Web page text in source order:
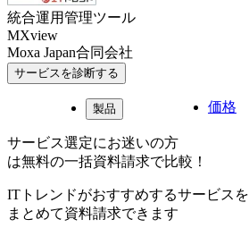
統合運用管理ツール
MXview
Moxa Japan合同会社
サービスを診断する
製品 価格
サービス選定にお迷いの方
は無料の一括資料請求で比較！
ITトレンドがおすすめするサービスを
まとめて資料請求できます